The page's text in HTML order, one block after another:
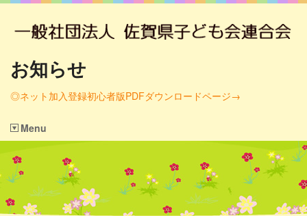
お知らせ
◎ネット加入登録初心者版PDFダウンロードページ→
Menu